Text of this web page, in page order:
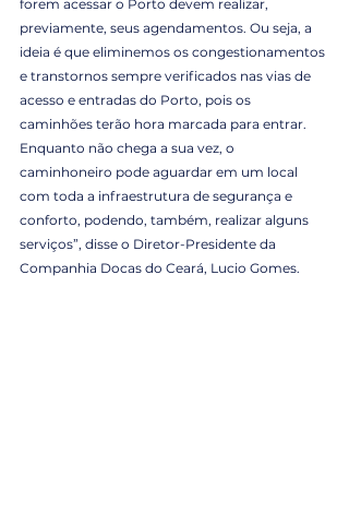
forem acessar o Porto devem realizar,
previamente, seus agendamentos. Ou seja, a
ideia é que eliminemos os congestionamentos
e transtornos sempre verificados nas vias de
acesso e entradas do Porto, pois os
caminhões terão hora marcada para entrar.
Enquanto não chega a sua vez, o
caminhoneiro pode aguardar em um local
com toda a infraestrutura de segurança e
conforto, podendo, também, realizar alguns
serviços”, disse o Diretor-Presidente da
Companhia Docas do Ceará, Lucio Gomes.